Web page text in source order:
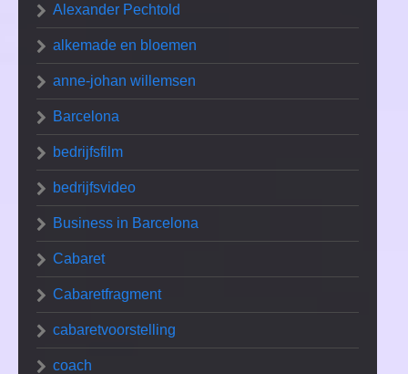
Alexander Pechtold
alkemade en bloemen
anne-johan willemsen
Barcelona
bedrijfsfilm
bedrijfsvideo
Business in Barcelona
Cabaret
Cabaretfragment
cabaretvoorstelling
coach